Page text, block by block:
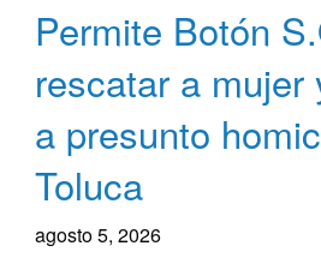
Permite Botón
rescatar a mujer
a presunto
Toluca
agosto 5, 2026